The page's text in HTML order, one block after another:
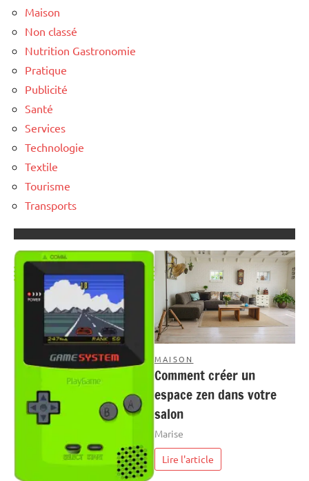
Maison
Non classé
Nutrition Gastronomie
Pratique
Publicité
Santé
Services
Technologie
Textile
Tourisme
Transports
MAISON
Comment créer un
espace zen dans votre
salon
Marise
Lire l'article